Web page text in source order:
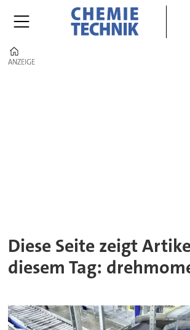
ANZEIGE
ANZEIGE
Diese Seite zeigt
diesem Tag: